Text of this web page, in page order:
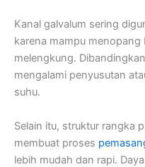
Kanal galvalum sering
karena mampu
melengkung.
mengalami penyusutan
suhu.
Selain itu, struktur rangka
membuat proses
lebih mudah dan rapi.